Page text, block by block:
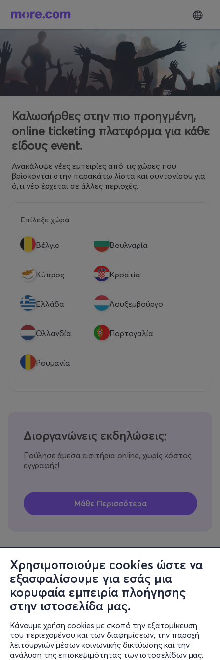
Χρησιμοποιούμε cookies ώστε να
εξασφαλίσουμε για εσάς μια
κορυφαία εμπειρία πλοήγησης
στην ιστοσελίδα μας.
Κάνουμε χρήση cookies με σκοπό την εξατομίκευση
του περιεχομένου και των διαφημίσεων, την παροχή
λειτουργιών μέσων κοινωνικής δικτύωσης και την
ανάλυση της επισκεψιμότητας των ιστοσελίδων μας.
Καλωσήρθες στην πιο προηγμένη,
online ticketing πλατφόρμα για κάθε
είδους event.
Ανακάλυψε νέες εμπειρίες από τις χώρες που
βρίσκονται στην παρακάτω λίστα και συντονίσου για
ό,τι νέο έρχεται σε άλλες περιοχές.
Επίλεξε χώρα
Βέλγιο Βουλγαρία
Κύπρος Κροατία
Eλλάδα Λουξεμβούργο
Ολλανδία Πορτογαλία
Ρουμανία
Διοργανώνεις εκδηλώσεις;
Πούλησε άμεσα εισιτήρια online, χωρίς κόστος
εγγραφής!
Πληροφορίες
Υποστήριξη
Stay Connected